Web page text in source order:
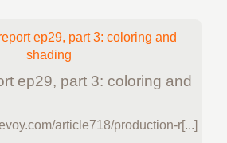
ep29, part 3: coloring and
article718/production-r[...]